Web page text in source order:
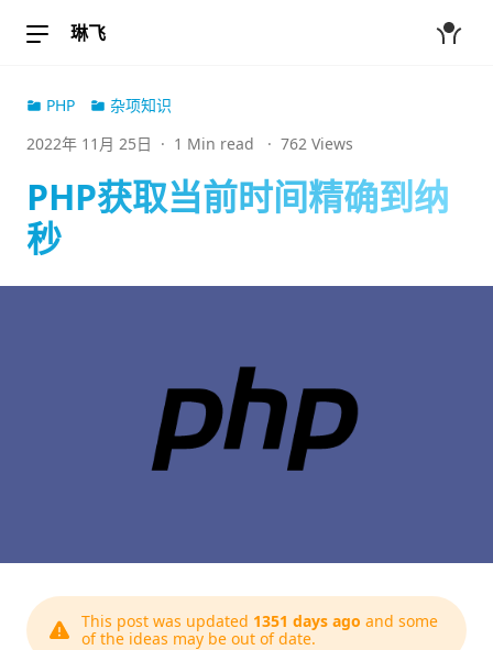
琳飞
PHP
杂项知识
2022年 11月 25日 · 1 Min read · 762 Views
PHP获取当前时间精确到纳
秒
This post was updated 1351 days ago and some
of the ideas may be out of date.